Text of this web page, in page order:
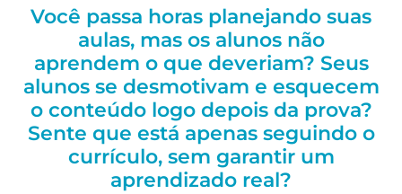
Você passa horas planejando suas
aulas, mas os alunos não
aprendem o que deveriam? Seus
alunos se desmotivam e esquecem
o conteúdo logo depois da prova?
Sente que está apenas seguindo o
currículo, sem garantir um
aprendizado real?